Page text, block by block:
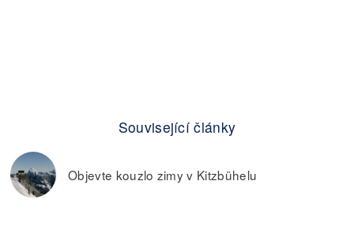
Související články
Objevte kouzlo zimy v Kitzbühelu